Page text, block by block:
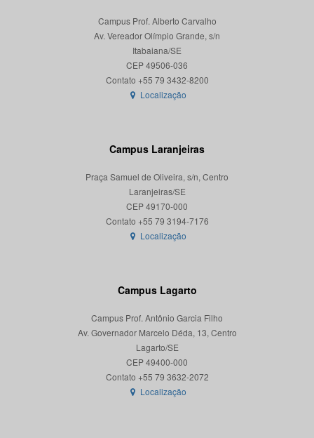
Campus Prof. Alberto Carvalho
Av. Vereador Olímpio Grande, s/n
Itabaiana/SE
CEP 49506-036
Localização
Campus Laranjeiras
Praça Samuel de Oliveira, s/n, Centro
Laranjeiras/SE
CEP 49170-000
Localização
Campus Lagarto
Campus Prof. Antônio Garcia Filho
Av. Governador Marcelo Déda, 13, Centro
Lagarto/SE
CEP 49400-000
Localização